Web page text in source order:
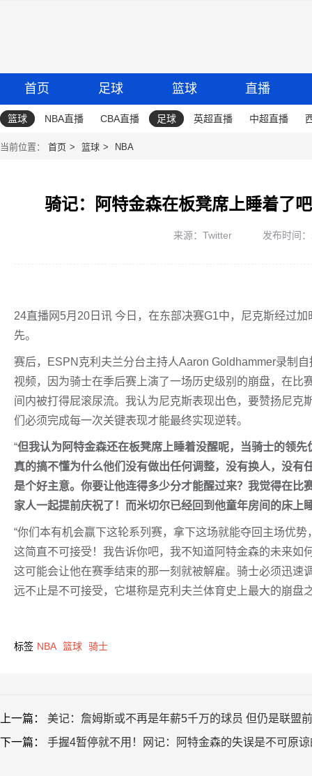
首页 足球 篮球 直播
篮球 NBA直播 CBA直播 足球 英超直播 中超直播
当前位置： 首页 篮球 NBA
骑记：阿特金森在板凳席上睡着了
来源：Twitter 发布时间
24直播网5月20日讯 今日，在东部决赛G1中，尼克斯经过
先。
赛后，ESPN克利夫兰分台主持人Aaron Goldhammer录制
视频，因为骑士在季后赛上演了一场历史级别的崩盘，在
间内被打得屁滚尿流。我认为尼克斯表现出色，要赞扬尼
们必须完成每一次关键表现才能最终实现逆转。
“但我认为阿特金森还在板凳席上睡着没醒呢，当骑士的领
真的搞不懂为什么他们没有做出任何调整，没有换人，没
是个好主意。你要让他连得多少分才能醒过来？我觉得在比
家人一起提前庆祝了！而米切尔已经回到他童年房间的床上
“你们本有机会赢下这轮系列赛，拿下这场就能夺回主场优
这简直不可接受！我告诉你吧，我不知道阿特金森的未来如
这可能会让他在赛季结束的那一刻就被解雇。骑士必须迅速
远不止是不可接受，它堪称是克利夫兰体育史上最大的崩盘
标签 NBA 篮球 骑士
上一篇： 美记：詹姆斯或不再是年薪5千万的球员 但仍是联盟
下一篇： 手握4暂停就不用！网记：阿特金森的失误是不可原